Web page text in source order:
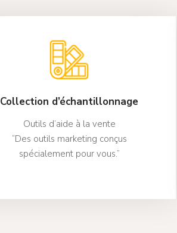
Collection d’échantillonnage
Outils d’aide à la vente
“Des outils marketing conçus
spécialement pour vous.”